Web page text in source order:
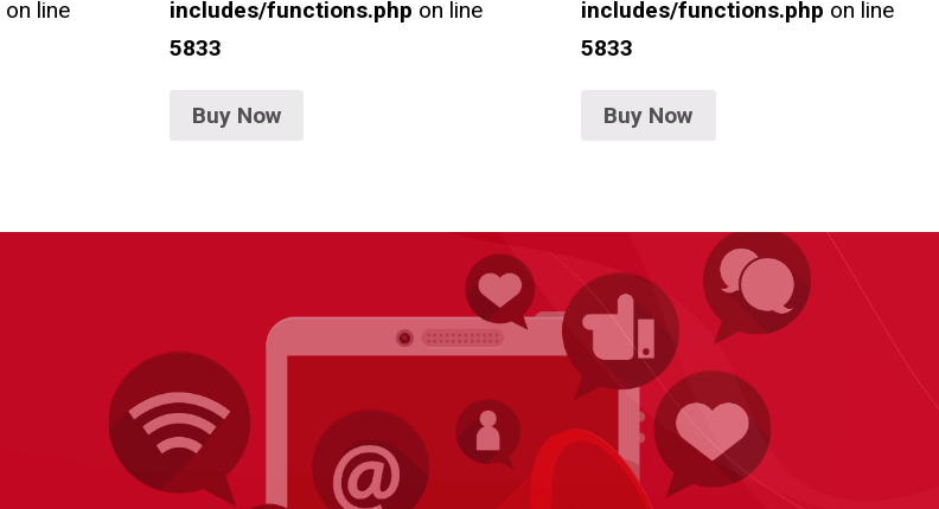
on line
includes/functions.php on line
5833
Buy Now
includes/functions.php on line
5833
Buy Now